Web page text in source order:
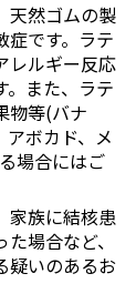
天然ゴムの製
症です。ラテ
レルギー反応
。また、ラテ
物等(バナ
ボカド、メ
場合にはご
家族に結核患
場合など、
疑いのあるお